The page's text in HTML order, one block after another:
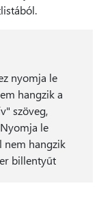
nyomja le
hangzik a
szöveg,
le
nem hangzik
billentyűt